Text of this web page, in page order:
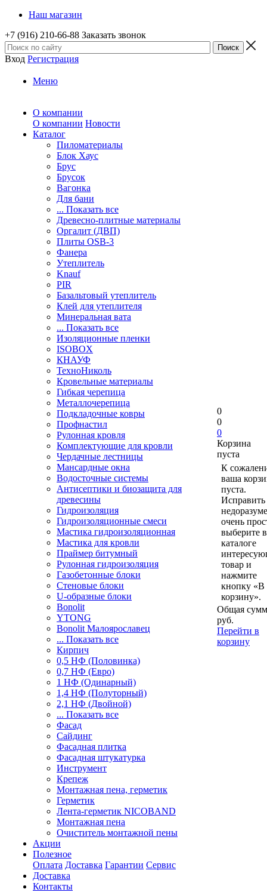
Наш магазин
+7 (916) 210-66-88 Заказать звонок
Вход Регистрация
Меню
О компании
О компании Новости
Каталог
Пиломатериалы
Блок Хаус
Брус
Брусок
Вагонка
Для бани
... Показать все
Древесно-плитные материалы
Оргалит (ДВП)
Плиты OSB-3
Фанера
Утеплитель
Knauf
PIR
Базальтовый утеплитель
Клей для утеплителя
Минеральная вата
... Показать все
Изоляционные пленки
ISOBOX
КНАУФ
ТехноНиколь
Кровельные материалы
Гибкая черепица
Металлочерепица
Подкладочные ковры
Профнастил
Рулонная кровля
Комплектующие для кровли
Чердачные лестницы
Мансардные окна
Водосточные системы
Антисептики и биозащита для
древесины
Гидроизоляция
Гидроизоляционные смеси
Мастика гидроизоляционная
Мастика для кровли
Праймер битумный
Рулонная гидроизоляция
Газобетонные блоки
Стеновые блоки
U-образные блоки
Bonolit
YTONG
Bonolit Малоярославец
... Показать все
Кирпич
0,5 НФ (Половинка)
0,7 НФ (Евро)
1 НФ (Одинарный)
1,4 НФ (Полуторный)
2,1 НФ (Двойной)
... Показать все
Фасад
Сайдинг
Фасадная плитка
Фасадная штукатурка
Инструмент
Крепеж
Монтажная пена, герметик
Герметик
Лента-герметик NICOBAND
Монтажная пена
Очиститель монтажной пены
Акции
Полезное
Оплата Доставка Гарантии Сервис
Доставка
Контакты
0
0
0
Корзина
пуста
К
ваша
пуста.
Исправить
очень
выберите в
каталоге
товар и
нажмите
кнопку «В
корзину».
Общая
руб.
Перейти в
корзину